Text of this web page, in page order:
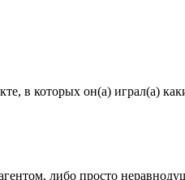
в которых он(а) играл(а)
либо просто